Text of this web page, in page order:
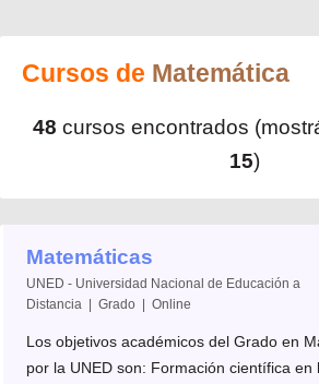
Cursos de Matemática
48 cursos encontrados
15)
Matemáticas
UNED - Universidad Nacional de Educación a
Distancia | Grado | Online
Los objetivos académicos del Grado en
por la UNED son: Formación científica en